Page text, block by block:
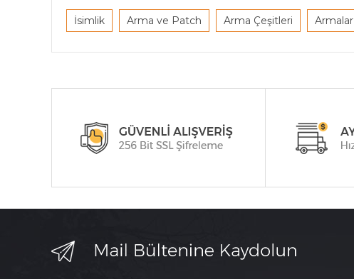
İsimlik Arma ve Patch Arma Çeşitleri Armalar